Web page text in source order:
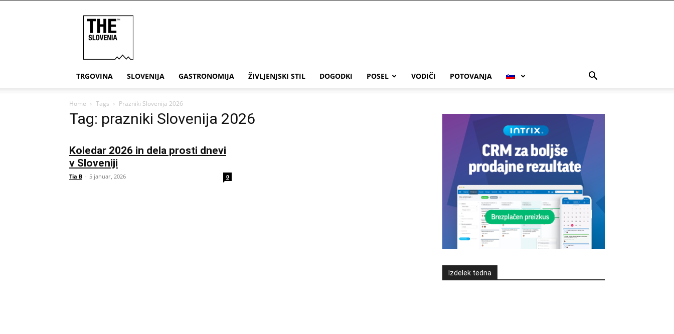
TRGOVINA SLOVENIJA GASTRONOMIJA ŽIVLJENJSKI STIL DOGODKI POSEL VODIČI POTOVANJA
Home Tags Prazniki Slovenija 2026
Tag: prazniki Slovenija 2026
Koledar 2026 in dela prosti dnevi
v Sloveniji
Tia B - 5 januar, 2026 0
Izdelek tedna